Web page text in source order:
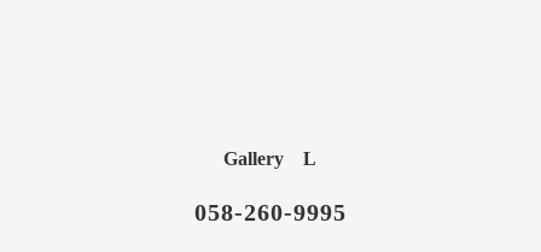
Gallery L
058-260-9995